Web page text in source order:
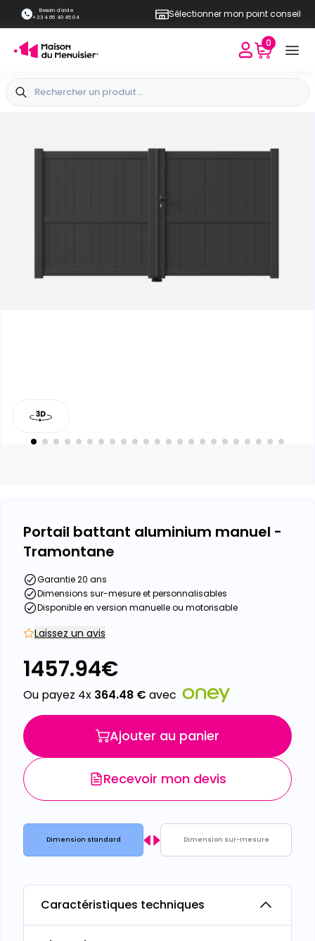
Besoin d'aide
+33 4 65 40 45 04
Sélectionner mon point conseil
0
Portail battant aluminium manuel -
Tramontane
Garantie 20 ans
Dimensions sur-mesure et personnalisables
Disponible en version manuelle ou motorisable
Laissez un avis
1457.94€
Ou payez 4x 364.48 € avec
Ajouter au panier
Recevoir mon devis
Dimension standard Dimension sur-mesure
Caractéristiques techniques